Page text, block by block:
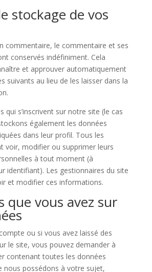
stockage de vos
commentaire, le commentaire et ses
conservés indéfiniment. Cela
et approuver automatiquement
suivants au lieu de les laisser dans la
qui s’inscrivent sur notre site (le cas
également les données
dans leur profil. Tous les
voir, modifier ou supprimer leurs
à tout moment (à
identifiant). Les gestionnaires du site
et modifier ces informations.
que vous avez sur
ou si vous avez laissé des
le site, vous pouvez demander à
contenant toutes les données
nous possédons à votre sujet,